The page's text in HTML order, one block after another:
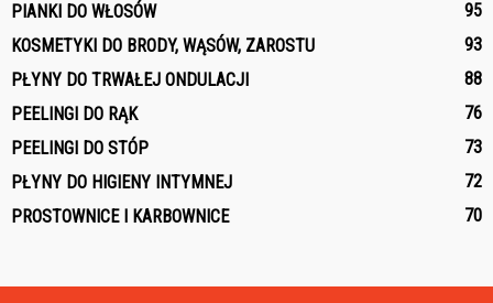
PIANKI DO WŁOSÓW
95
KOSMETYKI DO BRODY, WĄSÓW, ZAROSTU
93
PŁYNY DO TRWAŁEJ ONDULACJI
88
PEELINGI DO RĄK
76
PEELINGI DO STÓP
73
PŁYNY DO HIGIENY INTYMNEJ
72
PROSTOWNICE I KARBOWNICE
70